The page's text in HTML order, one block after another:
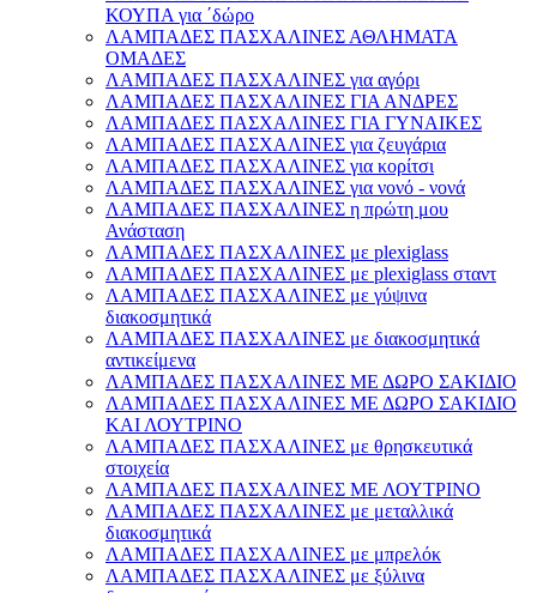
ΚΟΥΠΑ για ΄δώρο
ΛΑΜΠΑΔΕΣ ΠΑΣΧΑΛΙΝΕΣ ΑΘΛΗΜΑΤΑ
ΟΜΑΔΕΣ
ΛΑΜΠΑΔΕΣ ΠΑΣΧΑΛΙΝΕΣ για αγόρι
ΛΑΜΠΑΔΕΣ ΠΑΣΧΑΛΙΝΕΣ ΓΙΑ ΑΝΔΡΕΣ
ΛΑΜΠΑΔΕΣ ΠΑΣΧΑΛΙΝΕΣ ΓΙΑ ΓΥΝΑΙΚΕΣ
ΛΑΜΠΑΔΕΣ ΠΑΣΧΑΛΙΝΕΣ για ζευγάρια
ΛΑΜΠΑΔΕΣ ΠΑΣΧΑΛΙΝΕΣ για κορίτσι
ΛΑΜΠΑΔΕΣ ΠΑΣΧΑΛΙΝΕΣ για νονό - νονά
ΛΑΜΠΑΔΕΣ ΠΑΣΧΑΛΙΝΕΣ η πρώτη μου
Ανάσταση
ΛΑΜΠΑΔΕΣ ΠΑΣΧΑΛΙΝΕΣ με plexiglass
ΛΑΜΠΑΔΕΣ ΠΑΣΧΑΛΙΝΕΣ με plexiglass σταντ
ΛΑΜΠΑΔΕΣ ΠΑΣΧΑΛΙΝΕΣ με γύψινα
διακοσμητικά
ΛΑΜΠΑΔΕΣ ΠΑΣΧΑΛΙΝΕΣ με διακοσμητικά
αντικείμενα
ΛΑΜΠΑΔΕΣ ΠΑΣΧΑΛΙΝΕΣ ΜΕ ΔΩΡΟ ΣΑΚΙΔΙΟ
ΛΑΜΠΑΔΕΣ ΠΑΣΧΑΛΙΝΕΣ ΜΕ ΔΩΡΟ ΣΑΚΙΔΙΟ
ΚΑΙ ΛΟΥΤΡΙΝΟ
ΛΑΜΠΑΔΕΣ ΠΑΣΧΑΛΙΝΕΣ με θρησκευτικά
στοιχεία
ΛΑΜΠΑΔΕΣ ΠΑΣΧΑΛΙΝΕΣ ΜΕ ΛΟΥΤΡΙΝΟ
ΛΑΜΠΑΔΕΣ ΠΑΣΧΑΛΙΝΕΣ με μεταλλικά
διακοσμητικά
ΛΑΜΠΑΔΕΣ ΠΑΣΧΑΛΙΝΕΣ με μπρελόκ
ΛΑΜΠΑΔΕΣ ΠΑΣΧΑΛΙΝΕΣ με ξύλινα